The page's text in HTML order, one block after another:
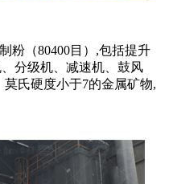
粉（80400目）,包括提升
分级机、减速机、鼓风
氏硬度小于7的金属矿物,